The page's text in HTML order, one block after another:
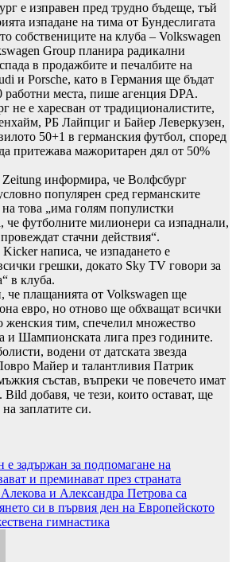
е изправен пред трудно бъдеще, тъй
изпадане на тима от Бундеслигата
собствениците на клуба – Volkswagen
Group планира радикални
в продажбите и печалбите на
и Porsche, като в Германия ще бъдат
работни места, пише агенция DPA.
не е харесван от традиционалистите,
РБ Лайпциг и Байер Леверкузен,
50+1 в германския футбол, според
притежава мажоритарен дял от 50%
Zeitung информира, че Волфсбург
популярен сред германските
това „има голям популистки
че футболните милионери са изпаднали,
стачни действия“.
написа, че изпадането е
грешки, докато Sky TV говори за
в клуба.
плащанията от Volkswagen ще
евро, но отново ще обхващат всички
женския тим, спечелил множество
и Шампионската лига през годините.
водени от датската звезда
Майер и талантливия Патрик
състав, въпреки че повечето имат
добавя, че тези, които остават, ще
заплатите си.
задържан за подпомагане на
и преминават през страната
и Александра Петрова са
си в първия ден на Европейското
гимнастика